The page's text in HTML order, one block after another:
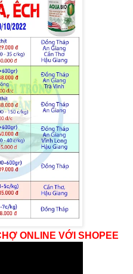
ONLINE VỚI SHOPEE